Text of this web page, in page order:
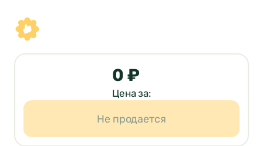
0 ₽
Цена за:
Не продается